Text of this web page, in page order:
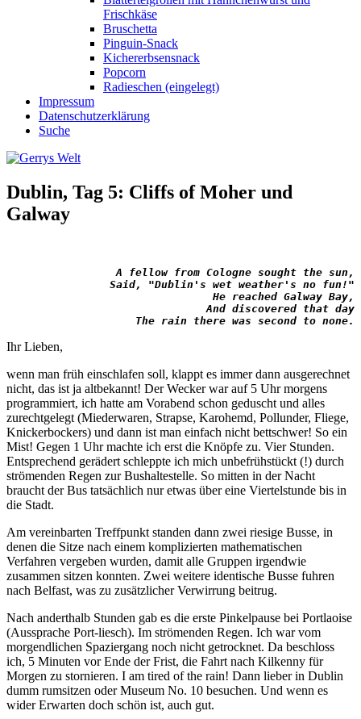
Frischkäse
Bruschetta
Pinguin-Snack
Kichererbsensnack
Popcorn
Radieschen (eingelegt)
Impressum
Datenschutzerklärung
Suche
Dublin, Tag 5: Cliffs of Moher und
Galway
A fellow from Cologne sought the sun,
Said, "Dublin's wet weather's no fun!"
He reached Galway Bay,
And discovered that day
The rain there was second to none.
Ihr Lieben,
wenn man früh einschlafen soll, klappt es immer dann ausgerechnet
nicht, das ist ja altbekannt! Der Wecker war auf 5 Uhr morgens
programmiert, ich hatte am Vorabend schon geduscht und alles
zurechtgelegt (Miederwaren, Strapse, Karohemd, Pollunder, Fliege,
Knickerbockers) und dann ist man einfach nicht bettschwer! So ein
Mist! Gegen 1 Uhr machte ich erst die Knöpfe zu. Vier Stunden.
Entsprechend gerädert schleppte ich mich unbefrühstückt (!) durch
strömenden Regen zur Bushaltestelle. So mitten in der Nacht
braucht der Bus tatsächlich nur etwas über eine Viertelstunde bis in
die Stadt.
Am vereinbarten Treffpunkt standen dann zwei riesige Busse, in
denen die Sitze nach einem komplizierten mathematischen
Verfahren vergeben wurden, damit alle Gruppen irgendwie
zusammen sitzen konnten. Zwei weitere identische Busse fuhren
nach Belfast, was zu zusätzlicher Verwirrung beitrug.
Nach anderthalb Stunden gab es die erste Pinkelpause bei Portlaoise
(Aussprache Port-liesch). Im strömenden Regen. Ich war vom
morgendlichen Spaziergang noch nicht getrocknet. Da beschloss
ich, 5 Minuten vor Ende der Frist, die Fahrt nach Kilkenny für
Morgen zu stornieren. I am tired of the rain! Dann lieber in Dublin
dumm rumsitzen oder Museum No. 10 besuchen. Und wenn es
wider Erwarten doch schön ist, auch gut.